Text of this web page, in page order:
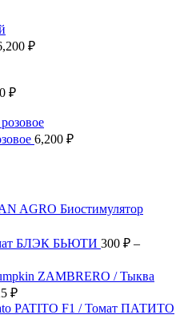
₽
₽
6,200 ₽
Биостимулятор
БЛЭК БЬЮТИ 300 ₽ –
ZAMBRERO / Тыква
₽Диапазон
цен:
PATITO F1 / Томат ПАТИТО